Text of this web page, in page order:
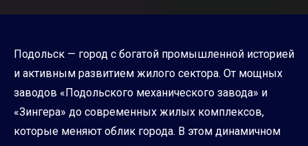
Подольск — город с богатой промышленной историей
и активным развитием жилого сектора. От мощных
заводов «Подольского механического завода» и
«Зингера» до современных жилых комплексов,
которые меняют облик города. В этом динамичном